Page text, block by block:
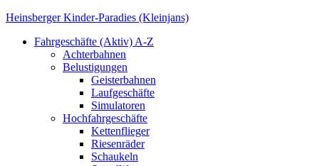
Heinsberger Kinder-Paradies (Kleinjans)
Fahrgeschäfte (Aktiv) A-Z
Achterbahnen
Belustigungen
Geisterbahnen
Laufgeschäfte
Simulatoren
Hochfahrgeschäfte
Kettenflieger
Riesenräder
Schaukeln